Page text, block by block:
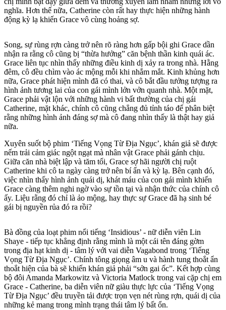
nghĩa. Hơn thế nữa, Catherine còn rất hay thực hiện những hành
động kỳ lạ khiến Grace vô cùng hoảng sợ.
Song, sự rùng rợn càng trở nên rõ ràng hơn gấp bội ghi Grace dần
nhận ra rằng cô cũng bị “thừa hưởng” căn bệnh thần kinh quái ác.
Grace liên tục nhìn thấy những điều kinh dị xảy ra trong nhà. Hằng
đêm, cô đều chìm vào ác mộng mỗi khi nhắm mắt. Kinh khủng hơn
nữa, Grace phát hiện mình đã có thai, và cô bắt đầu tưởng tượng ra
hình ảnh tương lai của con gái mình lởn vởn quanh nhà. Một mặt,
Grace phải vật lộn với những hành vi bất thường của chị gái
Catherine, mặt khác, chính cô cũng chẳng đủ tỉnh táo để phân biệt
rằng những hình ảnh đáng sợ mà cô đang nhìn thấy là thật hay giả
nữa.
Xuyên suốt bộ phim ‘Tiếng Vọng Từ Địa Ngục’, khán giả sẽ được
nếm trải cảm giác ngột ngạt mà nhân vật Grace phải gánh chịu.
Giữa căn nhà biệt lập và tăm tối, Grace sợ hãi người chị ruột
Catherine khi cô ta ngày càng trở nên bí ẩn và kỳ lạ. Bên cạnh đó,
việc nhìn thấy hình ảnh quái dị, khát máu của con gái mình khiến
Grace càng thêm nghi ngờ vào sự tồn tại và nhận thức của chính cô
ấy. Liệu rằng đó chỉ là ảo mộng, hay thực sự Grace đã hạ sinh bé
gái bị nguyền rủa đó ra rồi?
Bà đồng của loạt phim nổi tiếng ‘Insidious’ - nữ diễn viên Lin
Shaye - tiếp tục khẳng định rằng mình là một cái tên đáng gờm
trong địa hạt kinh dị - tâm lý với vai diễn Vagabond trong ‘Tiếng
Vọng Từ Địa Ngục’. Chính tông giọng âm u và hành tung thoắt ẩn
thoắt hiện của bà sẽ khiến khán giả phải “sởn gai ốc”. Kết hợp cùng
bộ đôi Amanda Markowitz và Victoria Matlock trong vai cặp chị em
Grace - Catherine, ba diễn viên nữ giàu thực lực của ‘Tiếng Vọng
Từ Địa Ngục’ đều truyền tải được trọn vẹn nét rùng rợn, quái dị của
những kẻ mang trong mình trạng thái tâm lý bất ổn.